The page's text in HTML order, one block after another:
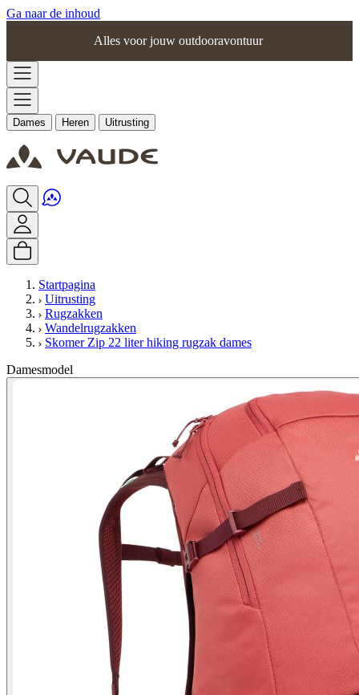
Ga naar de inhoud
Alles voor jouw outdooravontuur
Dames Heren Uitrusting
Startpagina
Uitrusting
Rugzakken
Wandelrugzakken
Skomer Zip 22 liter hiking rugzak dames
Damesmodel